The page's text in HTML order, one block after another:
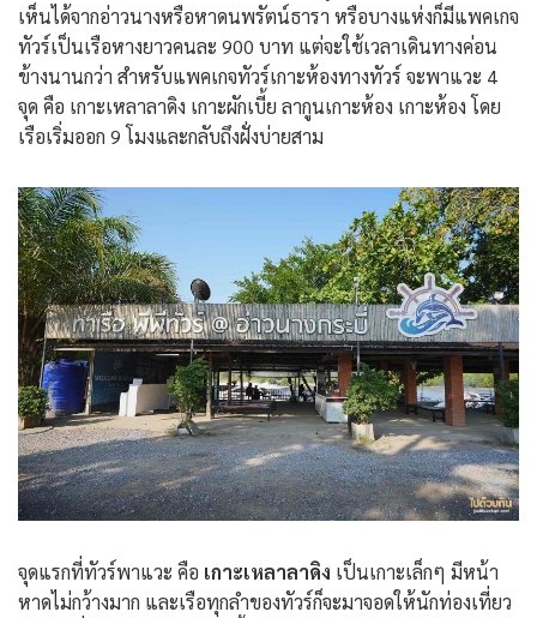
เห็นได้จากอ่าวนางหรือหาดนพรัตน์ธารา หรือบางแห่งก็มีแพคเกจ
ทัวร์เป็นเรือหางยาวคนละ 900 บาท แต่จะใช้เวลาเดินทางค่อน
ข้างนานกว่า สำหรับแพคเกจทัวร์เกาะห้องทางทัวร์ จะพาแวะ 4
จุด คือ เกาะเหลาลาดิง เกาะผักเบี้ย ลากูนเกาะห้อง เกาะห้อง โดย
เรือเริ่มออก 9 โมงและกลับถึงฝั่งบ่ายสาม
จุดแรกที่ทัวร์พาแวะ คือ เกาะเหลาลาดิง เป็นเกาะเล็กๆ มีหน้า
หาดไม่กว้างมาก และเรือทุกลำของทัวร์ก็จะมาจอดให้นักท่องเที่ยว